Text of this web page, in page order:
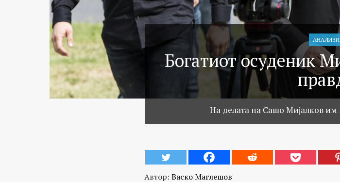
АНАЛИЗИ
Богатиот осуденик
На делата на Сашо Мијалков им
Автор: Васко Маглешов